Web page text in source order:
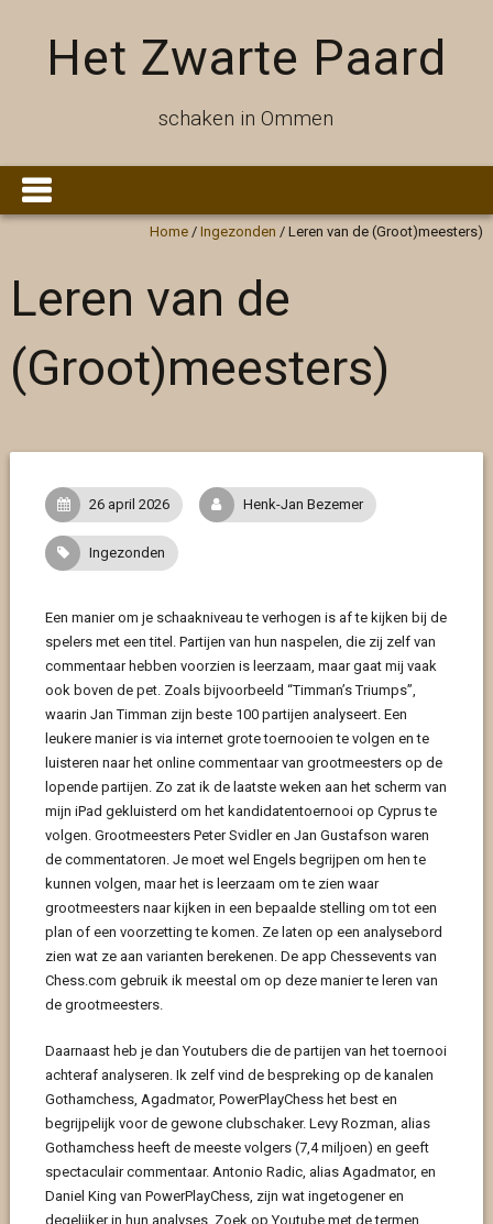
Het Zwarte Paard
schaken in Ommen
Home /Ingezonden /Leren van de (Groot)meesters)
Leren van de
(Groot)meesters)
26 april 2026 Henk-Jan Bezemer
Ingezonden
Een manier om je schaakniveau te verhogen is af te kijken bij de
spelers met een titel. Partijen van hun naspelen, die zij zelf van
commentaar hebben voorzien is leerzaam, maar gaat mij vaak
ook boven de pet. Zoals bijvoorbeeld “Timman’s Triumps”,
waarin Jan Timman zijn beste 100 partijen analyseert. Een
leukere manier is via internet grote toernooien te volgen en te
luisteren naar het online commentaar van grootmeesters op de
lopende partijen. Zo zat ik de laatste weken aan het scherm van
mijn iPad gekluisterd om het kandidatentoernooi op Cyprus te
volgen. Grootmeesters Peter Svidler en Jan Gustafson waren
de commentatoren. Je moet wel Engels begrijpen om hen te
kunnen volgen, maar het is leerzaam om te zien waar
grootmeesters naar kijken in een bepaalde stelling om tot een
plan of een voorzetting te komen. Ze laten op een analysebord
zien wat ze aan varianten berekenen. De app Chessevents van
Chess.com gebruik ik meestal om op deze manier te leren van
de grootmeesters.
Daarnaast heb je dan Youtubers die de partijen van het toernooi
achteraf analyseren. Ik zelf vind de bespreking op de kanalen
Gothamchess, Agadmator, PowerPlayChess het best en
begrijpelijk voor de gewone clubschaker. Levy Rozman, alias
Gothamchess heeft de meeste volgers (7,4 miljoen) en geeft
spectaculair commentaar. Antonio Radic, alias Agadmator, en
Daniel King van PowerPlayChess, zijn wat ingetogener en
degelijker in hun analyses. Zoek op Youtube met de termen